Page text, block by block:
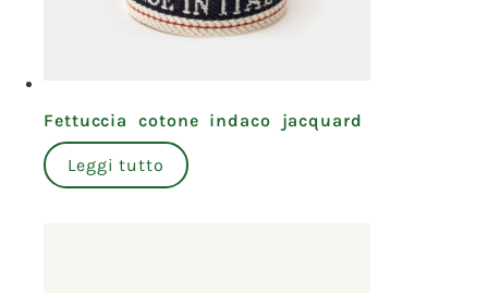
Fettuccia cotone indaco jacquard
Leggi tutto